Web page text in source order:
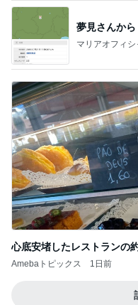
夢見さんか
マリアオフィシ
心底安堵したレストランの
Amebaトピックス 1日前